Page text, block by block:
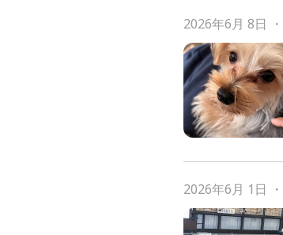
2026年6月 8日 ・
2026年6月 1日 ・